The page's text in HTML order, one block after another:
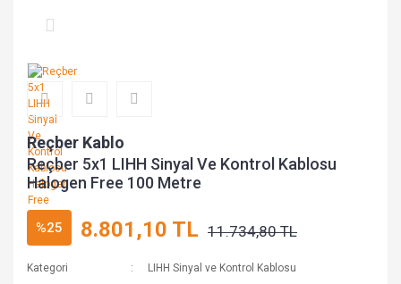
Reçber Kablo
Reçber 5x1 LIHH Sinyal Ve Kontrol Kablosu
Halogen Free 100 Metre
%25 8.801,10 TL 11.734,80 TL
Kategori
LIHH Sinyal ve Kontrol Kablosu